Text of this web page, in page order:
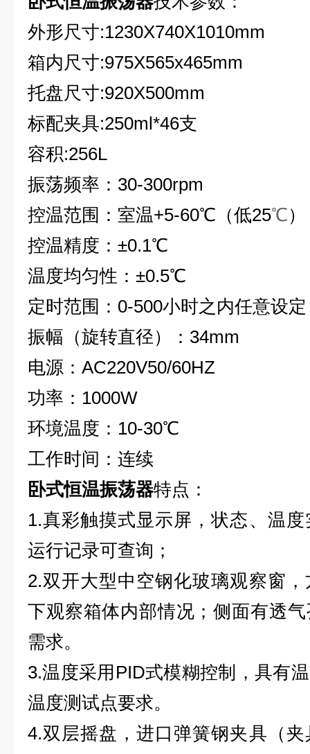
外形尺寸:1230X740X1010mm
箱内尺寸:975X565x465mm
托盘尺寸:920X500mm
标配夹具:250ml*46支
容积:256L
振荡频率：30-300rpm
控温范围：室温+5-60℃（低25℃）
控温精度：±0.1℃
温度均匀性：±0.5℃
定时范围：0-500小时之内任意设定
振幅（旋转直径）：34mm
电源：AC220V50/60HZ
功率：1000W
环境温度：10-30℃
工作时间：连续
卧式恒温振荡器特点：
1.真彩触摸式显示屏，状态、温
运行记录可查询；
2.双开大型中空钢化玻璃观察窗
下观察箱体内部情况；侧面有透
需求。
3.温度采用PID式模糊控制，具有
温度测试点要求。
4.双层摇盘，进口弹簧钢夹具（